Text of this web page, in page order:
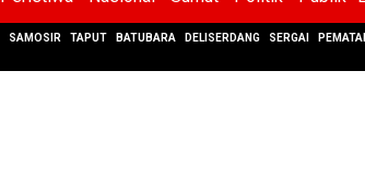
SAMOSIR TAPUT BATUBARA DELISERDANG SERGAI